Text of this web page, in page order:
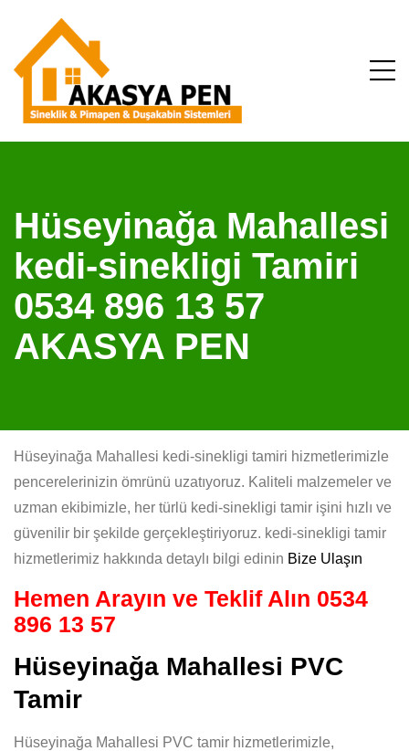
Hüseyinağa Mahallesi
kedi-sinekligi Tamiri
0534 896 13 57
AKASYA PEN
Hüseyinağa Mahallesi kedi-sinekligi tamiri hizmetlerimizle
pencerelerinizin ömrünü uzatıyoruz. Kaliteli malzemeler ve
uzman ekibimizle, her türlü kedi-sinekligi tamir işini hızlı ve
güvenilir bir şekilde gerçekleştiriyoruz. kedi-sinekligi tamir
hizmetlerimiz hakkında detaylı bilgi edinin Bize Ulaşın
Hemen Arayın ve Teklif Alın 0534
896 13 57
Hüseyinağa Mahallesi PVC
Tamir
Hüseyinağa Mahallesi PVC tamir hizmetlerimizle,